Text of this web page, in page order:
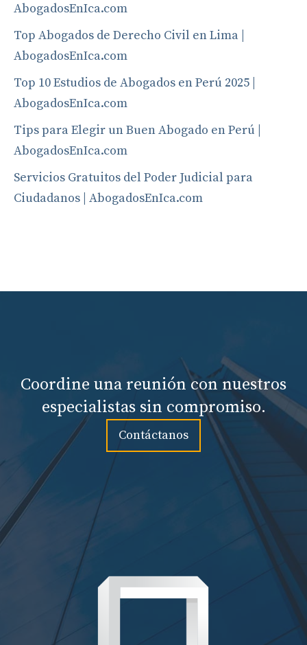
AbogadosEnIca.com
Top Abogados de Derecho Civil en Lima |
AbogadosEnIca.com
Top 10 Estudios de Abogados en Perú 2025 |
AbogadosEnIca.com
Tips para Elegir un Buen Abogado en Perú |
AbogadosEnIca.com
Servicios Gratuitos del Poder Judicial para
Ciudadanos | AbogadosEnIca.com
Coordine una reunión con nuestros
especialistas sin compromiso.
Contáctanos